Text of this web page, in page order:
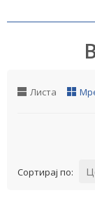
Листа
Сортирај по: